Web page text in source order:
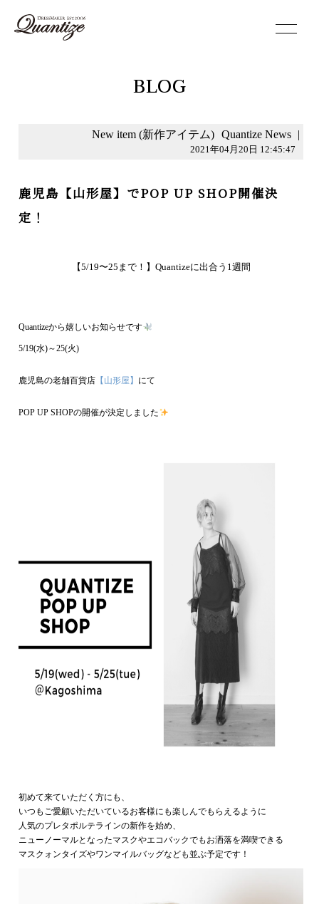
BLOG
New item (新作アイテム) Quantize News |
2021年04月20日 12:45:47
鹿児島【山形屋】でPOP UP SHOP開催決
定！
【5/19〜25まで！】Quantizeに出合う1週間
Quantizeから嬉しいお知らせです
5/19(水)～25(火)
鹿児島の老舗百貨店 【山形屋】 にて
POP UP SHOPの開催が決定しました
初めて来ていただく方にも、
いつもご愛顧いただいているお客様にも楽しんでもらえるように
人気のプレタポルテラインの新作を始め、
ニューノーマルとなったマスクやエコバックでもお洒落を満喫できる
マスクォンタイズやワンマイルバッグなども並ぶ予定です！